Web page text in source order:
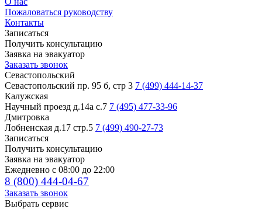
Пожаловаться руководству
Контакты
Записаться
Получить консультацию
Заявка на эвакуатор
Заказать звонок
Севастопольский
Севастопольский пр. 95 б, стр 3 7 (499) 444-14-37
Калужская
Научный проезд д.14а с.7 7 (495) 477-33-96
Дмитровка
Лобненская д.17 стр.5 7 (499) 490-27-73
Записаться
Получить консультацию
Заявка на эвакуатор
Ежедневно с 08:00 до 22:00
8 (800) 444-04-67
Заказать звонок
Выбрать сервис